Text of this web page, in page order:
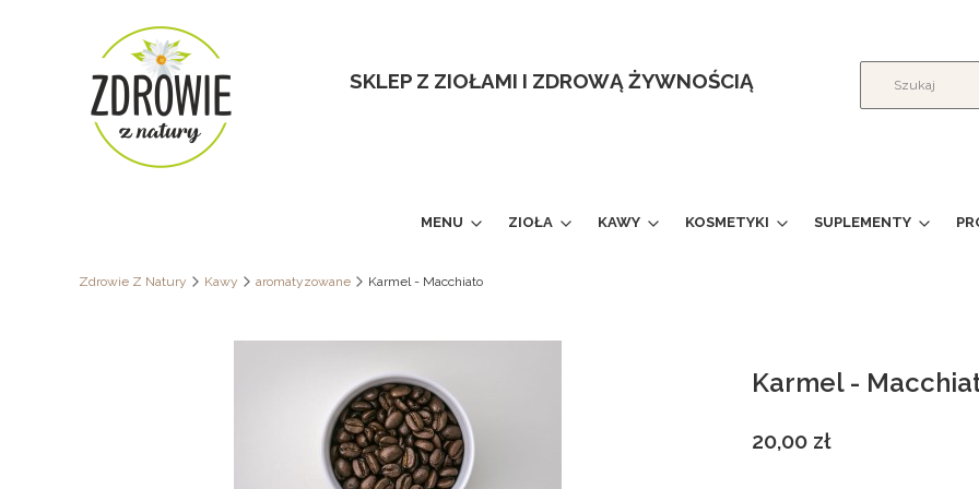
SKLEP Z ZIOŁAMI I ZDROWĄ ŻYWNOŚCIĄ
MENU ZIOŁA KAWY KOSMETYKI SUPLEMENTY
Zdrowie Z Natury Kawy aromatyzowane Karmel - Macchiato
Karmel -
Cena
20,00 zł